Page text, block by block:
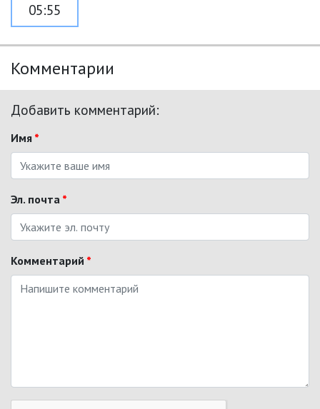
05:55
Комментарии
Добавить комментарий:
Имя *
Эл. почта *
Комментарий *